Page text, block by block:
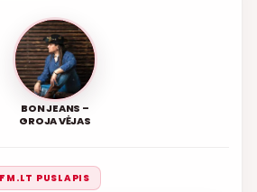
BON JEANS –
GROJA VĖJAS
PUSLAPIS